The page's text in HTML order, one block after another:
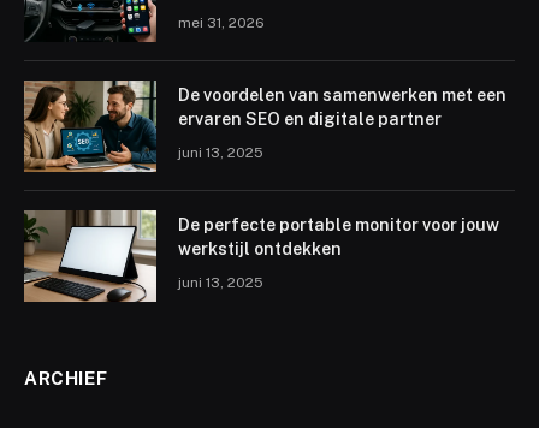
mei 31, 2026
De voordelen van samenwerken met een
ervaren SEO en digitale partner
juni 13, 2025
De perfecte portable monitor voor jouw
werkstijl ontdekken
juni 13, 2025
ARCHIEF